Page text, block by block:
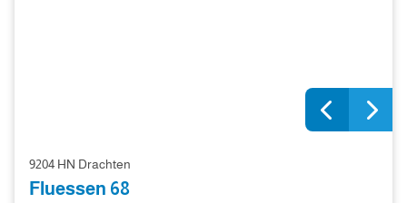
9204 HN Drachten
Fluessen 68